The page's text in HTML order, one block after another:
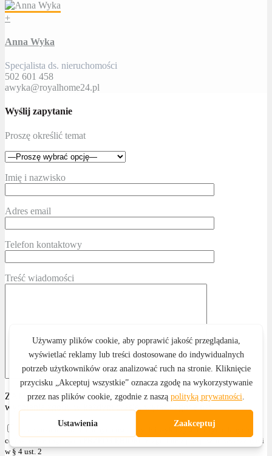
+
Anna Wyka
Specjalista ds. nieruchomości
502 601 458
awyka@royalhome24.pl
Wyślij zapytanie
Proszę określić temat
Imię i nazwisko
Adres email
Telefon kontaktowy
Treść wiadomości
ZAMAWIAJĄCY, będąc poinformowanym o możliwości
wycofania zgody w każdym czasie, wyraża zgodę na:
przetwarzanie swoich danych osobowych i wykorzystanie tych danych do
celów marketingowych PRZEDSIĘBIORCY, zgodnie z przepisami wskazanymi
w § 4 ust. 2